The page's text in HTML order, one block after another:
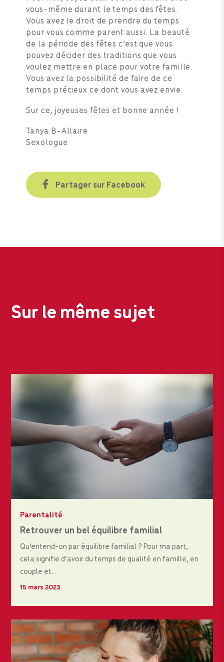
vous-même durant le temps des fêtes.
Vous avez le droit de prendre du temps
pour vous comme parent aussi. La beauté
de la période des fêtes c’est que vous
pouvez décider des traditions que vous
voulez mettre en place pour votre famille.
Vous avez la possibilité de faire de ce
temps précieux ce dont vous avez envie.
Sur ce, joyeuses fêtes et bonne année !
Tanya B-Allaire
Sexologue
Partager sur Facebook
Sur le même sujet
Parentalité
Retrouver un bel équilibre familial
Qu’entend-on par équilibre familial ? Pour ma part,
cela signifie d’avoir du temps de qualité en famille, en
couple et...
15 mars 2023